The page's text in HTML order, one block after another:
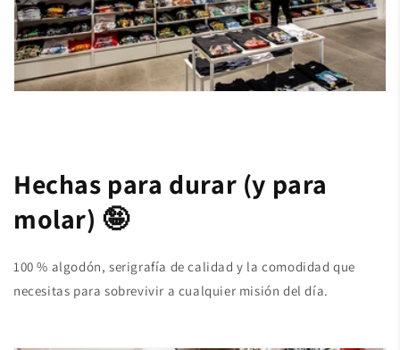
Hechas para durar (y para
molar) 🤪
100 % algodón, serigrafía de calidad y la comodidad que
necesitas para sobrevivir a cualquier misión del día.